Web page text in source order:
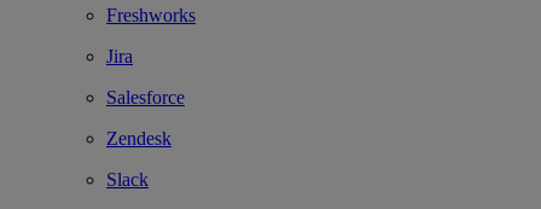
Freshworks
Jira
Salesforce
Zendesk
Slack